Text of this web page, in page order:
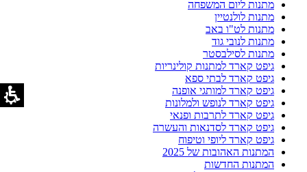
מתנות ליום המשפחה
מתנות לולנטיין
מתנות לט"ו באב
מתנות לנובי גוד
מתנות לסילבסטר
גיפט קארד למתנות קולינריות
גיפט קארד לבתי ספא
גיפט קארד למותגי אופנה
גיפט קארד לנופש ולמלונות
גיפט קארד לתרבות ופנאי
גיפט קארד לסדנאות והעשרה
גיפט קארד ליופי וטיפוח
המתנות האהובות של 2025
המתנות החדשות